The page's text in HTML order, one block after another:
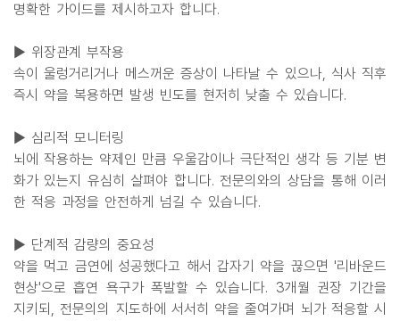
명확한 가이드를 제시하고자 합니다.
▶ 위장관계 부작용
속이 울렁거리거나 메스꺼운 증상이 나타날 수 있으나, 식사 직후
즉시 약을 복용하면 발생 빈도를 현저히 낮출 수 있습니다.
▶ 심리적 모니터링
뇌에 작용하는 약제인 만큼 우울감이나 극단적인 생각 등 기분 변
화가 있는지 유심히 살펴야 합니다. 전문의와의 상담을 통해 이러
한 적응 과정을 안전하게 넘길 수 있습니다.
▶ 단계적 감량의 중요성
약을 먹고 금연에 성공했다고 해서 갑자기 약을 끊으면 '리바운드
현상'으로 흡연 욕구가 폭발할 수 있습니다. 3개월 권장 기간을
지키되, 전문의의 지도하에 서서히 약을 줄여가며 뇌가 적응할 시